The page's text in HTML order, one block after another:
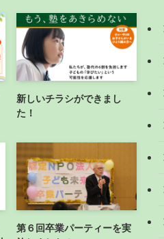
新しいチラシができまし
た！
第６回卒業パーティーを実